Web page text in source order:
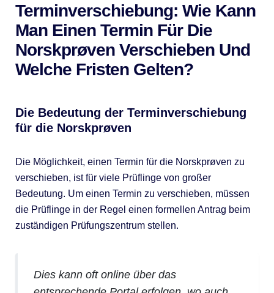
Terminverschiebung: Wie Kann
Man Einen Termin Für Die
Norskprøven Verschieben Und
Welche Fristen Gelten?
Die Bedeutung der Terminverschiebung
für die Norskprøven
Die Möglichkeit, einen Termin für die Norskprøven zu
verschieben, ist für viele Prüflinge von großer
Bedeutung. Um einen Termin zu verschieben, müssen
die Prüflinge in der Regel einen formellen Antrag beim
zuständigen Prüfungszentrum stellen.
Dies kann oft online über das